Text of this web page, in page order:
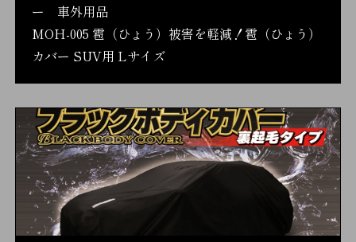
ー 車外用品
MOH-005 雹（ひょう）被害を軽減！雹（ひょう）
カバー SUV用 Lサイズ